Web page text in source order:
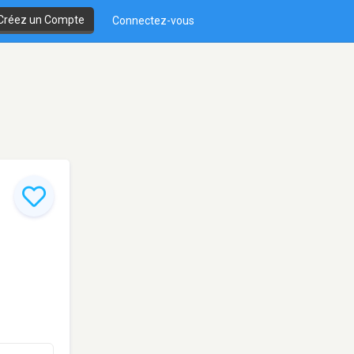
un Compte Connectez-vous